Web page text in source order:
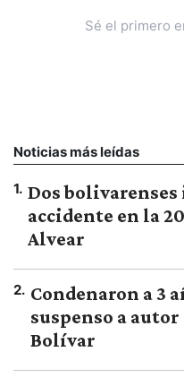
Sé el primero
Noticias más leídas
1. Dos
accidente en la
Alvear
2. Condenaron a 3
suspenso a
Bolívar